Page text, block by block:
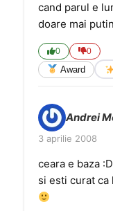
cand parul e
doare mai
0 0
Award
Andrei
3 aprilie 2008
ceara e baza
si esti curat ca